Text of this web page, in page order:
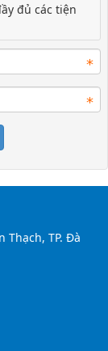
đủ các tiện
Thạch, TP. Đà